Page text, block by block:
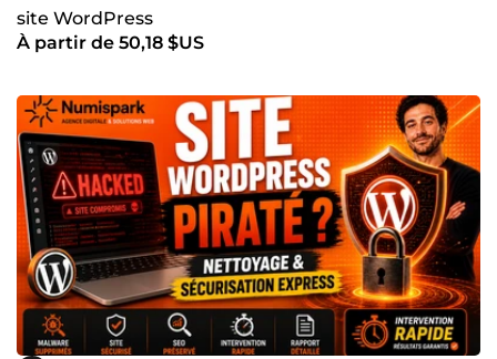
site WordPress
À partir de 50,18 $US